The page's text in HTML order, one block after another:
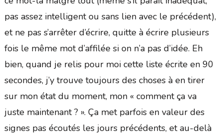
pas assez intelligent ou sans lien avec le précédent),
et ne pas s’arrêter d’écrire, quitte à écrire plusieurs
fois le même mot d’affilée si on n’a pas d’idée. Eh
bien, quand je relis pour moi cette liste écrite en 90
secondes, j’y trouve toujours des choses à en tirer
sur mon état du moment, mon « comment ça va
juste maintenant ? ». Ça met parfois en valeur des
signes pas écoutés les jours précédents, et au-delà